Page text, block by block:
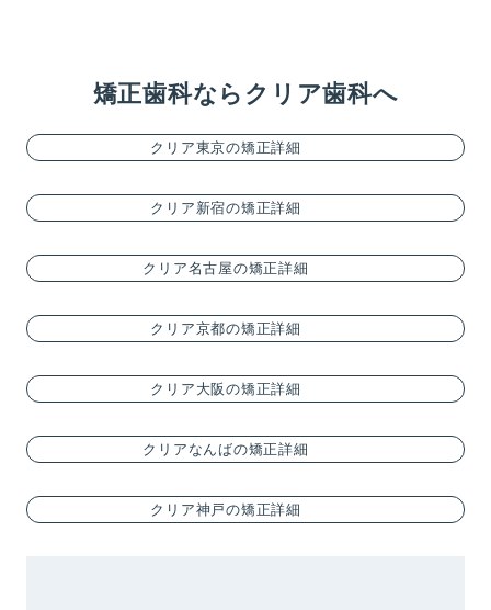
矯正歯科ならクリア歯科へ
クリア東京の矯正詳細
クリア新宿の矯正詳細
クリア名古屋の矯正詳細
クリア京都の矯正詳細
クリア大阪の矯正詳細
クリアなんばの矯正詳細
クリア神戸の矯正詳細